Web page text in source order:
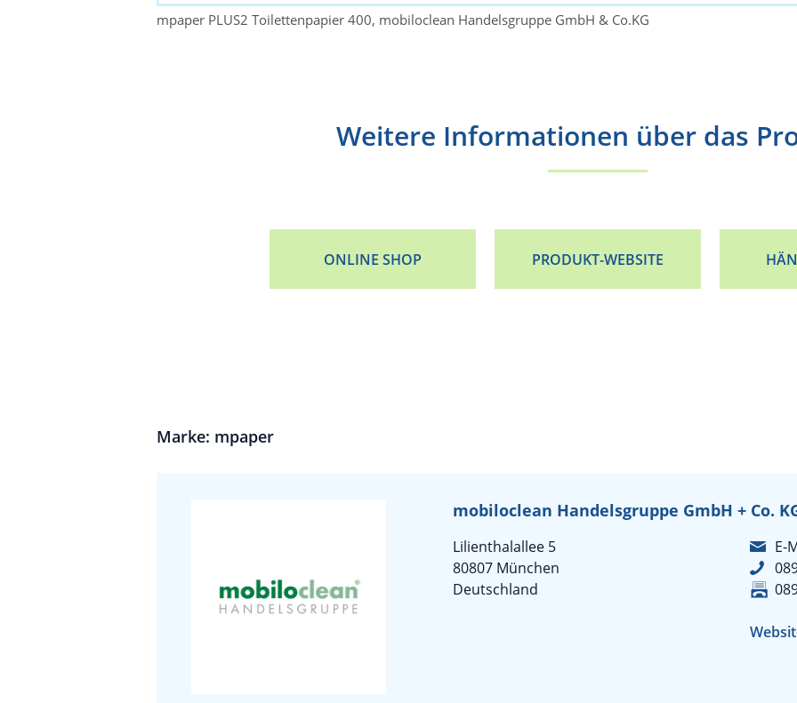
mpaper PLUS2 Toilettenpapier 400, mobiloclean Handelsgruppe GmbH & Co.KG
Weitere Informationen über das
ONLINE SHOP PRODUKT-WEBSITE
Marke: mpaper
mobiloclean Handelsgruppe GmbH + Co.
Lilienthalallee 5
80807 München
Deutschland
E-